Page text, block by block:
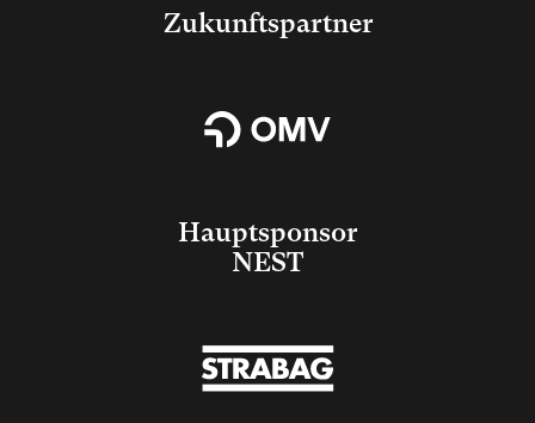
Zukunftspartner
Hauptsponsor
NEST